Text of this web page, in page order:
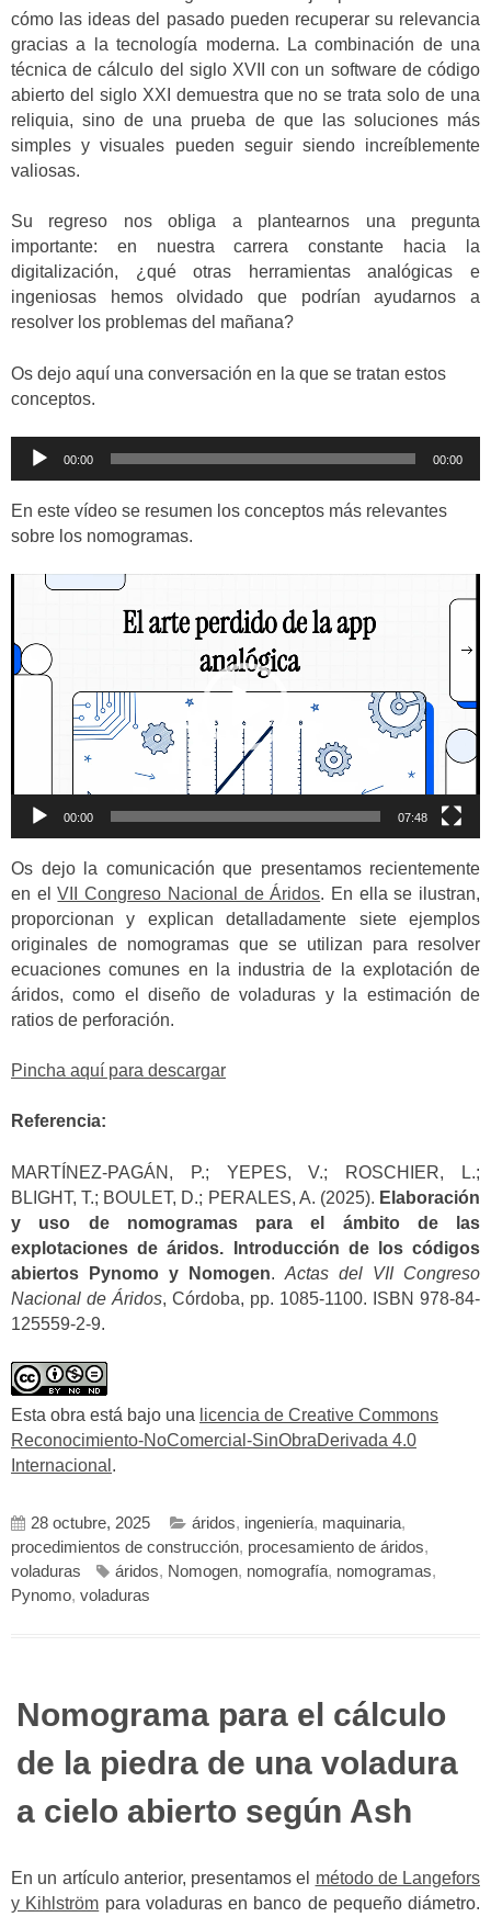
cómo las ideas del pasado pueden recuperar su relevancia
gracias a la tecnología moderna. La combinación de una
técnica de cálculo del siglo XVII con un software de código
abierto del siglo XXI demuestra que no se trata solo de una
reliquia, sino de una prueba de que las soluciones más
simples y visuales pueden seguir siendo increíblemente
valiosas.
Su regreso nos obliga a plantearnos una pregunta
importante: en nuestra carrera constante hacia la
digitalización, ¿qué otras herramientas analógicas e
ingeniosas hemos olvidado que podrían ayudarnos a
resolver los problemas del mañana?
Os dejo aquí una conversación en la que se tratan estos
conceptos.
Reproductor
00:00 00:00
En este vídeo se resumen los conceptos más relevantes
sobre los nomogramas.
Reproductor
00:00 07:48
Os dejo la comunicación que presentamos recientemente
en elVII Congreso Nacional de Áridos. En ella se ilustran,
proporcionan y explican detalladamente siete ejemplos
originales de nomogramas que se utilizan para resolver
ecuaciones comunes en la industria de la explotación de
áridos, como el diseño de voladuras y la estimación de
ratios de perforación.
Pincha aquí para descargar
Referencia:
MARTÍNEZ-PAGÁN, P.; YEPES, V.; ROSCHIER, L.;
BLIGHT, T.; BOULET, D.; PERALES, A. (2025). Elaboración
y uso de nomogramas para el ámbito de las
explotaciones de áridos. Introducción de los códigos
abiertos Pynomo y Nomogen. Actas del VII Congreso
Nacional de Áridos, Córdoba, pp. 1085-1100. ISBN 978-84-
125559-2-9.
Esta obra está bajo una licencia de Creative Commons
Reconocimiento-NoComercial-SinObraDerivada 4.0
Internacional .
28 octubre, 2025 áridos, ingeniería, maquinaria,
procedimientos de construcción, procesamiento de áridos,
voladuras
áridos, Nomogen, nomografía, nomogramas,
Pynomo, voladuras
Nomograma para el cálculo
de la piedra de una voladura
a cielo abierto según Ash
En un artículo anterior, presentamos el método de Langefors
y Kihlström para voladuras en banco de pequeño diámetro.